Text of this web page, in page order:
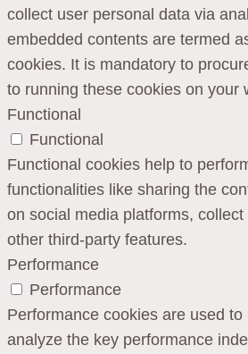
collect user personal data via
embedded contents are termed
cookies. It is mandatory to
to running these cookies on your
Functional
Functional
Functional cookies help to
functionalities like sharing the
on social media platforms,
other third-party features.
Performance
Performance
Performance cookies are used to
analyze the key performance